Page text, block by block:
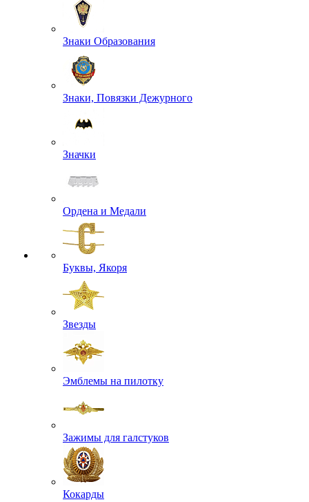
Знаки Образования
Знаки, Повязки Дежурного
Значки
Ордена и Медали
Буквы, Якоря
Звезды
Эмблемы на пилотку
Зажимы для галстуков
Кокарды